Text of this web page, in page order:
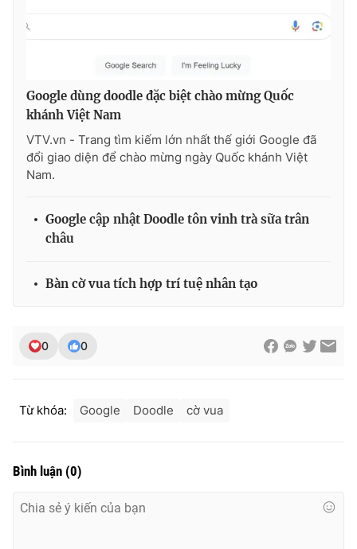
Email:
® Cấm sao chép dưới mọi hình thức nếu không có sự chấp
thuận bằng văn bản. Ghi rõ nguồn VTV.vn khi phát hành lại
Google dùng doodle đặc biệt chào mừng Quốc
khánh Việt Nam
VTV.vn - Trang tìm kiếm lớn nhất thế giới Google đã
đổi giao diện để chào mừng ngày Quốc khánh Việt
Nam.
Google cập nhật Doodle tôn vinh trà sữa trân
châu
Bàn cờ vua tích hợp trí tuệ nhân tạo
0 0
Từ khóa: Google Doodle cờ vua
Bình luận (0)